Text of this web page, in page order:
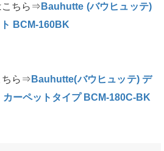
こちら⇒ Bauhutte (バウヒュッテ)
BCM-160BK
ちら⇒ Bauhutte(バウヒュッテ) デ
カーペットタイプ BCM-180C-BK